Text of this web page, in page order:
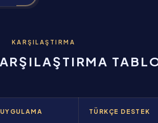
KARŞILAŞTIRMA
TÜRKÇE DESTEK